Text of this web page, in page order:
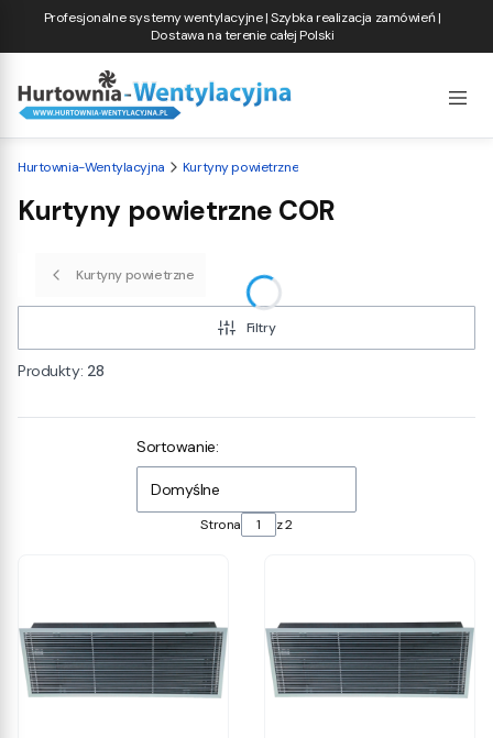
Profesjonalne systemy wentylacyjne | Szybka realizacja zamówień |
Dostawa na terenie całej Polski
Hurtownia-Wentylacyjna Kurtyny powietrzne
Kurtyny powietrzne COR
Kurtyny powietrzne
Filtry
Produkty: 28
Lista produktów
Sortowanie:
Domyślne
Strona z 2